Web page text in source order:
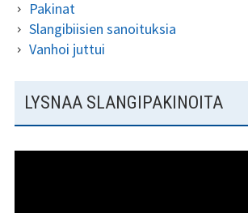
Pakinat
Slangibiisien sanoituksia
Vanhoi juttui
LYSNAA SLANGIPAKINOITA